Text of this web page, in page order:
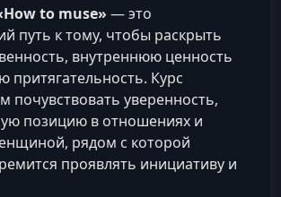
to muse» — это
путь к тому, чтобы раскрыть
внутреннюю ценность
притягательность. Курс
почувствовать уверенность,
позицию в отношениях и
рядом с которой
проявлять инициативу и